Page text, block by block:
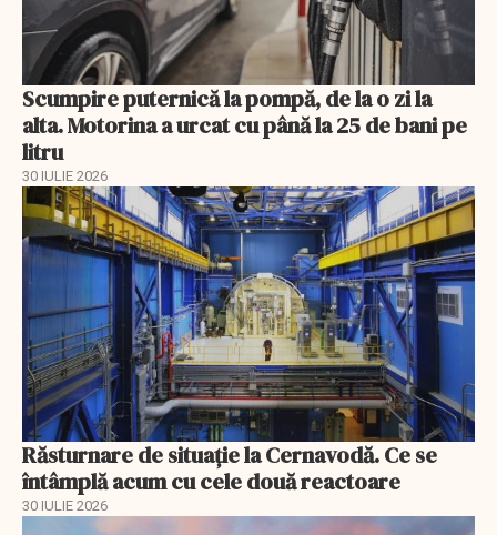
Scumpire puternică la pompă, de la o zi la
alta. Motorina a urcat cu până la 25 de bani pe
litru
30 IULIE 2026
Răsturnare de situație la Cernavodă. Ce se
întâmplă acum cu cele două reactoare
30 IULIE 2026